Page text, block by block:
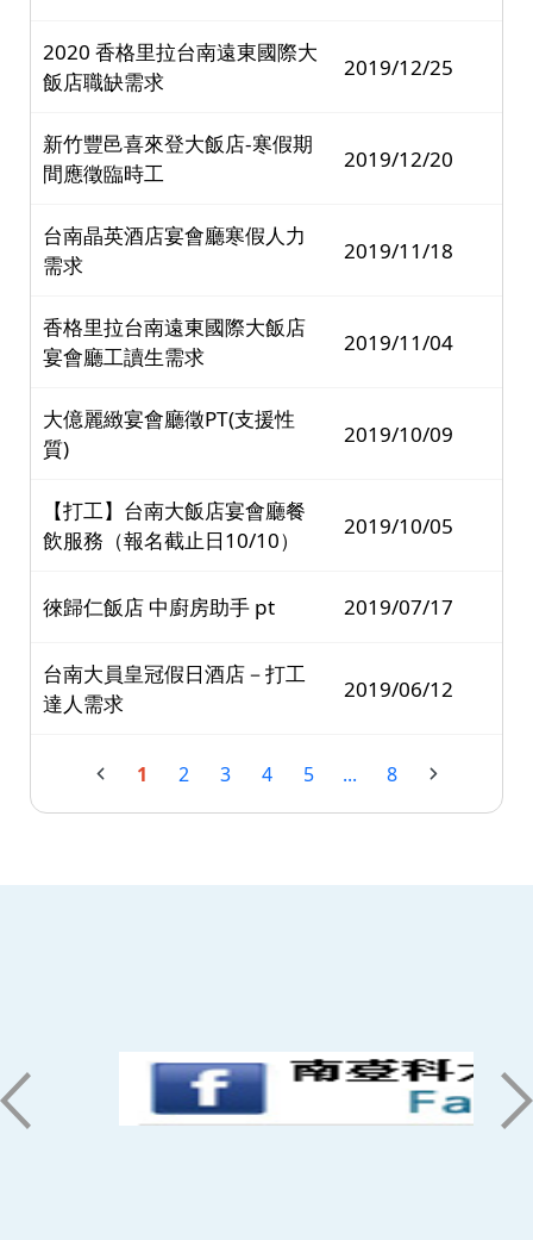
2020 香格里拉台南遠東國際大
飯店職缺需求
2019/12/25
新竹豐邑喜來登大飯店-寒假期
間應徵臨時工
2019/12/20
台南晶英酒店宴會廳寒假人力
需求
2019/11/18
香格里拉台南遠東國際大飯店
宴會廳工讀生需求
2019/11/04
大億麗緻宴會廳徵PT(支援性
質)
2019/10/09
【打工】台南大飯店宴會廳餐
飲服務（報名截止日10/10）
2019/10/05
徠歸仁飯店 中廚房助手 pt 2019/07/17
台南大員皇冠假日酒店－打工
達人需求
2019/06/12
1 2 3 4 5 ... 8